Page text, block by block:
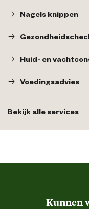
Nagels knippen
Huid- en
Voedingsadvies
Bekijk alle services
Kunnen